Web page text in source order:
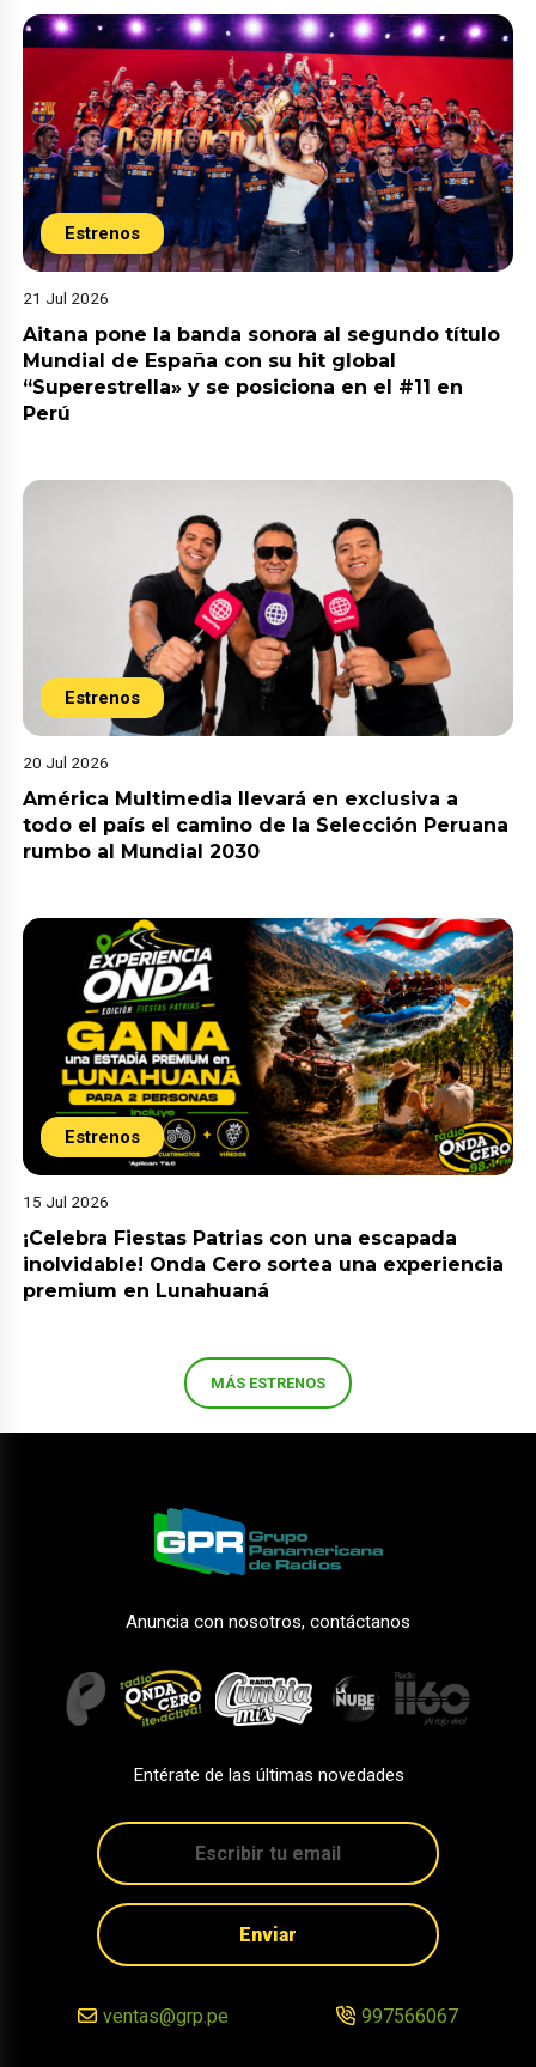
Estrenos
21 Jul 2026
Aitana pone la banda sonora al segundo título
Mundial de España con su hit global
“Superestrella» y se posiciona en el #11 en
Perú
Estrenos
20 Jul 2026
América Multimedia llevará en exclusiva a
todo el país el camino de la Selección Peruana
rumbo al Mundial 2030
Estrenos
15 Jul 2026
¡Celebra Fiestas Patrias con una escapada
inolvidable! Onda Cero sortea una experiencia
premium en Lunahuaná
MÁS ESTRENOS
Anuncia con nosotros, contáctanos
Entérate de las últimas novedades
Enviar
ventas@grp.pe 997566067